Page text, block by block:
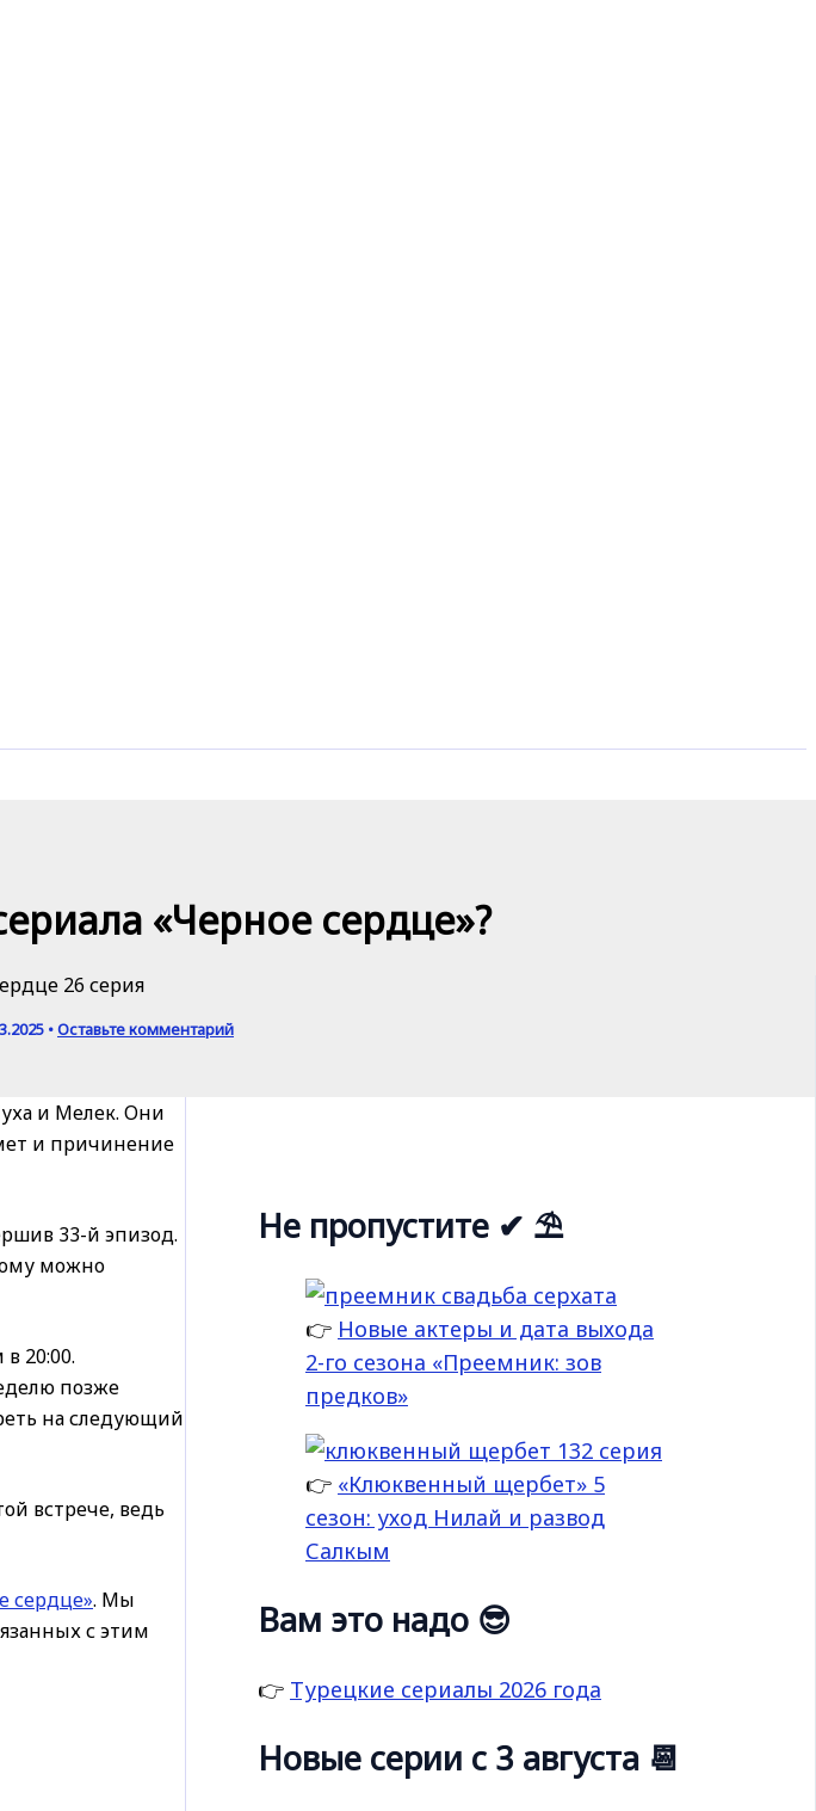
«Черное сердце»?
•Оставьте комментарий
и Мелек. Они
и причинение
33-й эпизод.
можно
20:00.
позже
на следующий
встрече, ведь
сердце». Мы
с этим
Не пропустите ✔ ⛱
👉 Новые актеры и дата выхода
2-го сезона «Преемник: зов
предков»
👉 «Клюквенный щербет» 5
сезон: уход Нилай и развод
Салкым
Вам это надо 😎
👉 Турецкие сериалы 2026 года
Новые серии с 3 августа 📆